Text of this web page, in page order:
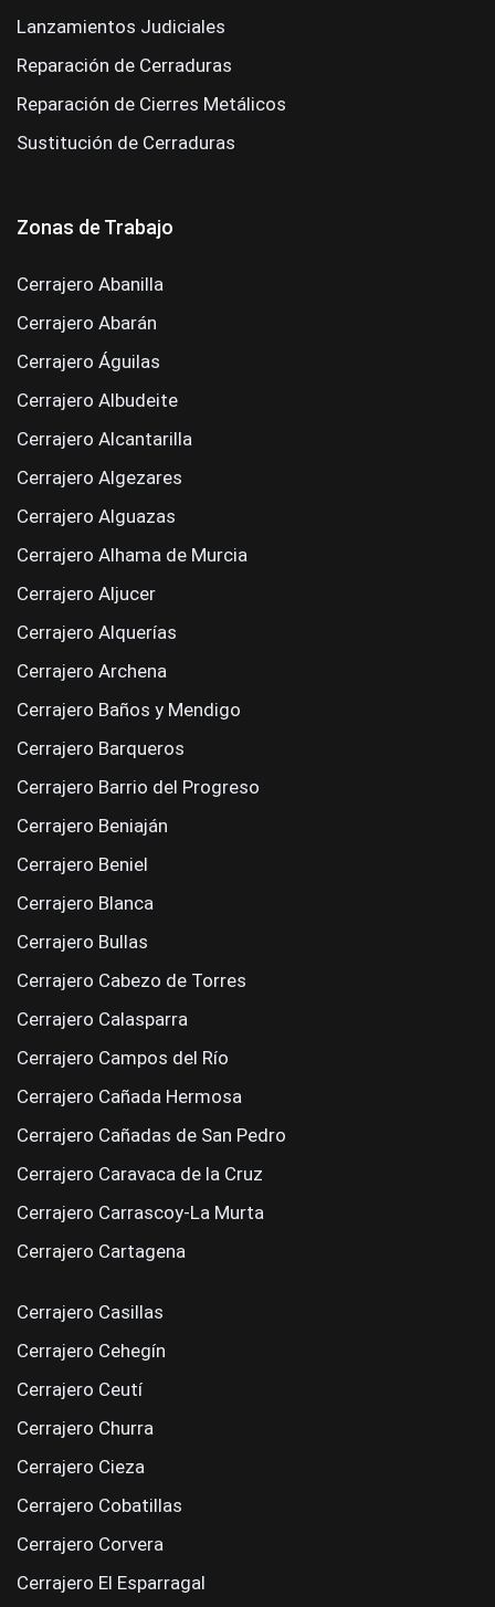
Lanzamientos Judiciales
Reparación de Cerraduras
Reparación de Cierres Metálicos
Sustitución de Cerraduras
Zonas de Trabajo
Cerrajero Abanilla
Cerrajero Abarán
Cerrajero Águilas
Cerrajero Albudeite
Cerrajero Alcantarilla
Cerrajero Algezares
Cerrajero Alguazas
Cerrajero Alhama de Murcia
Cerrajero Aljucer
Cerrajero Alquerías
Cerrajero Archena
Cerrajero Baños y Mendigo
Cerrajero Barqueros
Cerrajero Barrio del Progreso
Cerrajero Beniaján
Cerrajero Beniel
Cerrajero Blanca
Cerrajero Bullas
Cerrajero Cabezo de Torres
Cerrajero Calasparra
Cerrajero Campos del Río
Cerrajero Cañada Hermosa
Cerrajero Cañadas de San Pedro
Cerrajero Caravaca de la Cruz
Cerrajero Carrascoy-La Murta
Cerrajero Cartagena
Cerrajero Casillas
Cerrajero Cehegín
Cerrajero Ceutí
Cerrajero Churra
Cerrajero Cieza
Cerrajero Cobatillas
Cerrajero Corvera
Cerrajero El Esparragal